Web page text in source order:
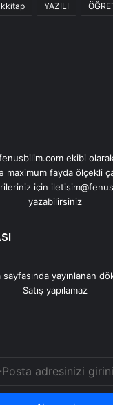
YAZILI
ekibi olarak
fayda ölçekli
için
yazabilirsiniz
yayınlanan
Satış yapılamaz